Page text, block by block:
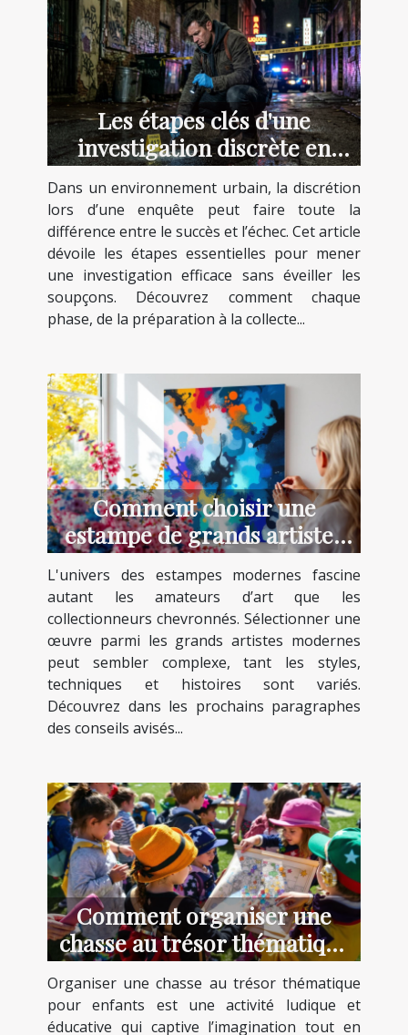
Les étapes clés d'une
investigation discrète en
milieu urbain
Dans un environnement urbain, la discrétion
lors d’une enquête peut faire toute la
différence entre le succès et l’échec. Cet article
dévoile les étapes essentielles pour mener
une investigation efficace sans éveiller les
soupçons. Découvrez comment chaque
phase, de la préparation à la collecte...
Comment choisir une
estampe de grands artistes
modernes ?
L'univers des estampes modernes fascine
autant les amateurs d’art que les
collectionneurs chevronnés. Sélectionner une
œuvre parmi les grands artistes modernes
peut sembler complexe, tant les styles,
techniques et histoires sont variés.
Découvrez dans les prochains paragraphes
des conseils avisés...
Comment organiser une
chasse au trésor thématique
pour enfants ?
Organiser une chasse au trésor thématique
pour enfants est une activité ludique et
éducative qui captive l’imagination tout en